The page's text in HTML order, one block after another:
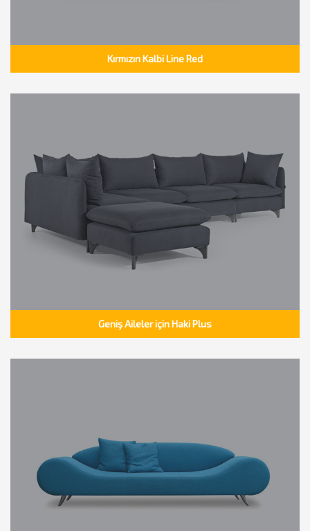
Kırmızın Kalbi Line Red
Geniş Aileler için Haki Plus